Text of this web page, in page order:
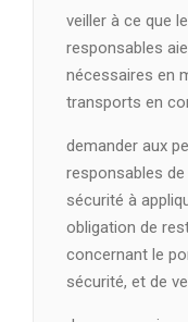
veiller à ce que
responsables
nécessaires en
transports en
demander aux
responsables
sécurité à
obligation de
concernant le
sécurité, et de